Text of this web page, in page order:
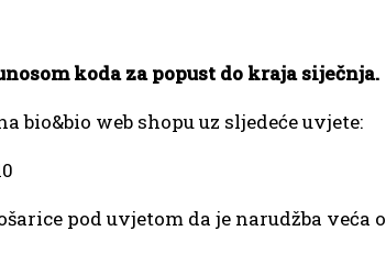
koda za popust do kraja siječnja.
web shopu uz sljedeće uvjete:
pod uvjetom da je narudžba veća